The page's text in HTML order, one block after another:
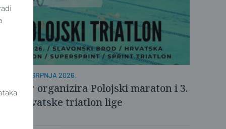
4. SRPNJA 2026.
organizira Polojski maraton i 3.
Hrvatske triatlon lige